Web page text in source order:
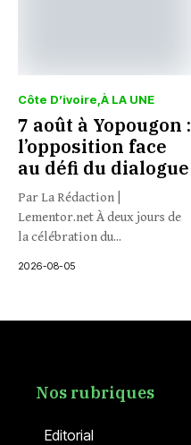
Côte D’ivoire À LA UNE
7 août à Yopougon :
l’opposition face
au défi du dialogue
Par La Rédaction |
Lementor.net À deux jours de
la célébration du...
2026-08-05
Editorial
Nos rubriques